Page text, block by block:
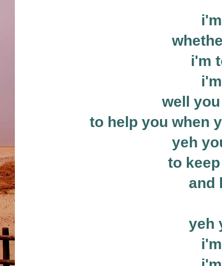
i'm
well
to help you when
yeh
to
and
yeh